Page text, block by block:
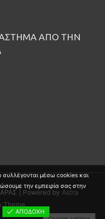
ΑΠΟ ΤΗΝ
| Powered by Astra
Theme
συλλέγονται μέσω cookies και
την εμπειρία σας στην
ΑΠΟΔΟΧΗ